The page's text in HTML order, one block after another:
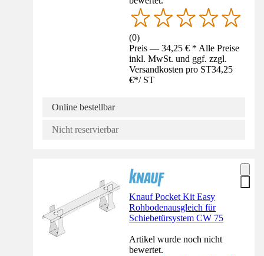
(0)
Preis — 34,25 € * Alle Preise
inkl. MwSt. und ggf. zzgl.
Versandkosten pro ST34,25
€*/ ST
Online bestellbar
Nicht reservierbar
Knauf Pocket Kit Easy
Rohbodenausgleich für
Schiebetürsystem CW 75
Artikel wurde noch nicht
bewertet.